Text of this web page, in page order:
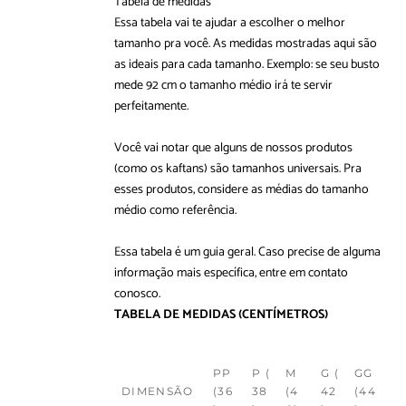
Essa tabela vai te ajudar a escolher o melhor
tamanho pra você. As medidas mostradas aqui são
as ideais para cada tamanho. Exemplo: se seu busto
mede 92 cm o tamanho médio irá te servir
perfeitamente.
Você vai notar que alguns de nossos produtos
(como os kaftans) são tamanhos universais. Pra
esses produtos, considere as médias do tamanho
médio como referência.
Essa tabela é um guia geral. Caso precise de alguma
informação mais específica, entre emcontato
conosco.
TABELA DE MEDIDAS(CENTÍMETROS)
DIMENSÃO
PP
(36
P (
38
M
(4
G (
42
GG
(44